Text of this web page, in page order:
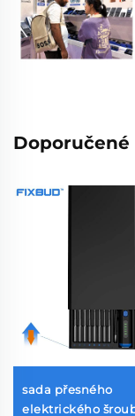
sada přesného
elektrického